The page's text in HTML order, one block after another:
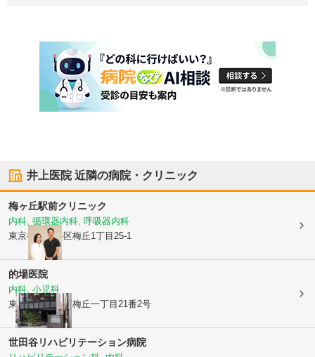
井上医院近隣の病院・クリニック
梅ヶ丘駅前クリニック
内科, 循環器内科, 呼吸器内科
東京都世田谷区梅丘1丁目25-1
的場医院
内科, 小児科
東京都世田谷区 梅丘一丁目21番2号
世田谷リハビリテーション病院